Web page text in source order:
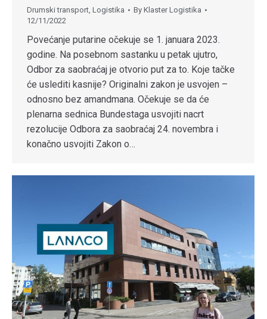
Drumski transport Logistika By Klaster Logistika
12/11/2022
Povećanje putarine očekuje se 1. januara 2023.
godine. Na posebnom sastanku u petak ujutro,
Odbor za saobraćaj je otvorio put za to. Koje tačke
će uslediti kasnije? Originalni zakon je usvojen –
odnosno bez amandmana. Očekuje se da će
plenarna sednica Bundestaga usvojiti nacrt
rezolucije Odbora za saobraćaj 24. novembra i
konačno usvojiti Zakon o…